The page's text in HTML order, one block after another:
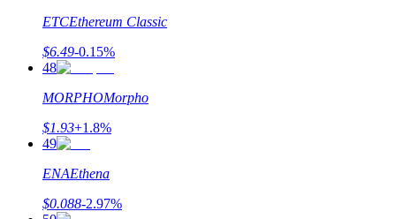
Bitrue
ETCEthereum Classic
$6.49-0.15%
48
MORPHOMorpho
$1.93+1.8%
49
ENAEthena
$0.088-2.97%